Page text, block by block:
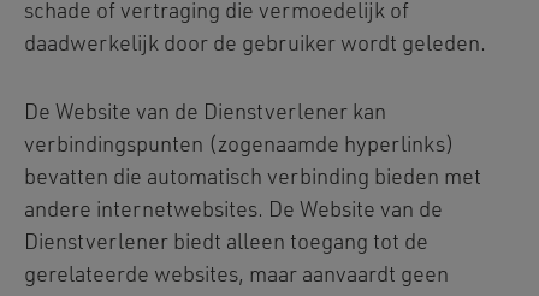
schade of vertraging die vermoedelijk of
daadwerkelijk door de gebruiker wordt geleden.
De Website van de Dienstverlener kan
verbindingspunten (zogenaamde hyperlinks)
bevatten die automatisch verbinding bieden met
andere internetwebsites. De Website van de
Dienstverlener biedt alleen toegang tot de
gerelateerde websites, maar aanvaardt geen